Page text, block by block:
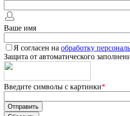
Ваше имя
Я согласен на обработку
Защита от автоматического
Введите символы с картинки*